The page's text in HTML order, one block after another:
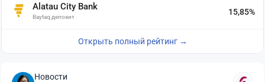
Alatau City Bank
Baytaq депозит
15,85%
Открыть полный рейтинг →
Новости